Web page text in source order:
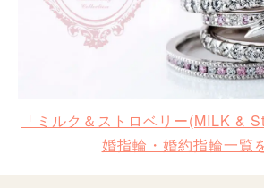
「ミルク＆ストロベリー(MILK &
婚指輪・婚約指輪一覧